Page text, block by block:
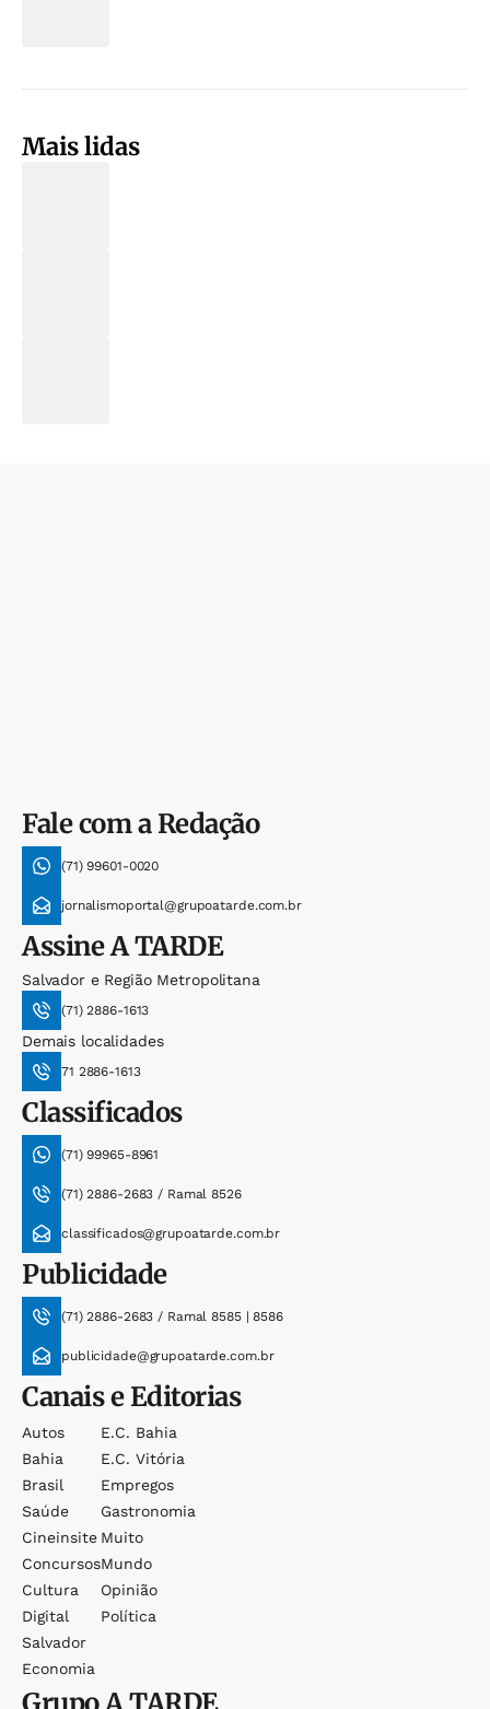
Mais lidas
Fale com a Redação
(71) 99601-0020
jornalismoportal@grupoatarde.com.br
AssineA TARDE
Salvador e Região Metropolitana
(71) 2886-1613
Demais localidades
71 2886-1613
Classificados
(71) 99965-8961
(71) 2886-2683 / Ramal 8526
classificados@grupoatarde.com.br
Publicidade
(71) 2886-2683 / Ramal 8585 | 8586
publicidade@grupoatarde.com.br
Canais e Editorias
Autos
Bahia
Brasil
Saúde
Cineinsite
Concursos
Cultura
Digital
Salvador
Economia
E.c. Bahia
E.c. Vitória
Empregos
Gastronomia
Muito
Mundo
Opinião
Política